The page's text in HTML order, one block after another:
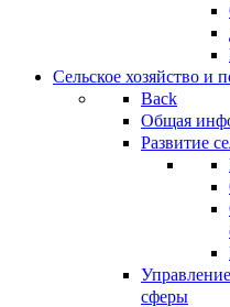
Сельское хозяйство и
Back
Общая
Развитие
сферы